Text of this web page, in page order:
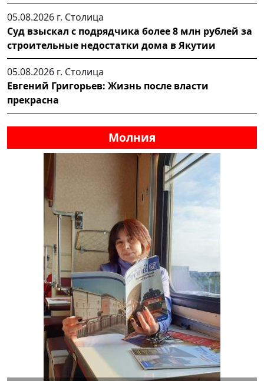
05.08.2026 г. Столица
Суд взыскал с подрядчика более 8 млн рублей за
строительные недостатки дома в Якутии
05.08.2026 г. Столица
Евгений Григорьев: Жизнь после власти
прекрасна
Молния